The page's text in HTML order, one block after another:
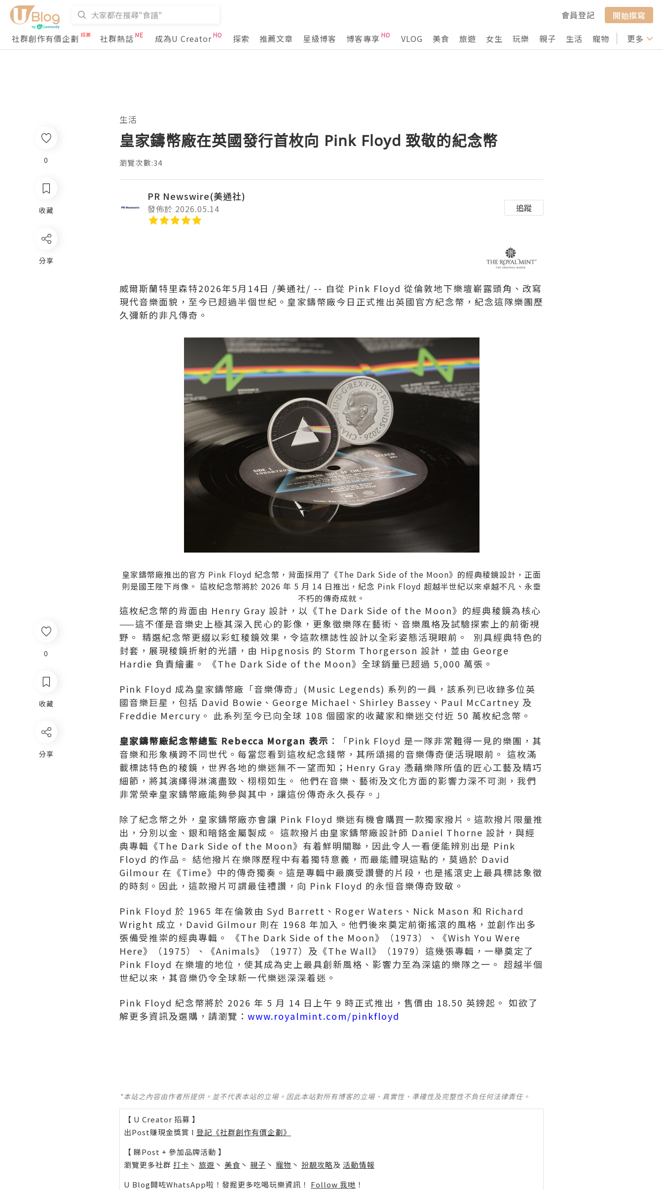
會員登記
開始撰寫
社群創作有價企劃
社群熱話 成為U Creator 探索 推薦文章 星級博客 博客專享 VLOG 美食 旅遊 女生 玩樂 親子 生活 寵物 行山 打卡
更多
0
收藏
分享
生活
皇家鑄幣廠在英國發行首枚向 Pink Floyd 致敬的紀念幣
瀏覽次數:34
PR Newswire(美通社)
發佈於 2026.05.14 追蹤
威爾斯蘭特里森特2026年5月14日 /美通社/ -- 自從 Pink Floyd 從倫敦地下樂壇嶄露頭角、改寫
現代音樂面貌，至今已超過半個世紀。皇家鑄幣廠今日正式推出英國官方紀念幣，紀念這隊樂團歷
久彌新的非凡傳奇。
皇家鑄幣廠推出的官方 Pink Floyd 紀念幣，背面採用了《The Dark Side of the Moon》的經典稜鏡設計，正面
則是國王陛下肖像。 這枚紀念幣將於 2026 年 5 月 14 日推出，紀念 Pink Floyd 超越半世紀以來卓越不凡、永垂
不朽的傳奇成就。
這枚紀念幣的背面由 Henry Gray 設計，以《The Dark Side of the Moon》的經典稜鏡為核心
——這不僅是音樂史上極其深入民心的影像，更象徵樂隊在藝術、音樂風格及試驗探索上的前衛視
野。 精選紀念幣更綴以彩虹稜鏡效果，令這款標誌性設計以全彩姿態活現眼前。 別具經典特色的
封套，展現稜鏡折射的光譜，由 Hipgnosis 的 Storm Thorgerson 設計，並由 George
Hardie 負責繪畫。 《The Dark Side of the Moon》全球銷量已超過 5,000 萬張。
Pink Floyd 成為皇家鑄幣廠「音樂傳奇」(Music Legends) 系列的一員，該系列已收錄多位英
國音樂巨星，包括 David Bowie、George Michael、Shirley Bassey、Paul McCartney 及
Freddie Mercury。 此系列至今已向全球 108 個國家的收藏家和樂迷交付近 50 萬枚紀念幣。
皇家鑄幣廠紀念幣總監 Rebecca Morgan 表示 ：「Pink Floyd 是一隊非常難得一見的樂團，其
音樂和形象橫跨不同世代。每當您看到這枚紀念錢幣，其所頌揚的音樂傳奇便活現眼前。 這枚滿
載標誌特色的稜鏡，世界各地的樂迷無不一望而知；Henry Gray 憑藉樂隊所值的匠心工藝及精巧
細節，將其演繹得淋漓盡致、栩栩如生。 他們在音樂、藝術及文化方面的影響力深不可測，我們
非常榮幸皇家鑄幣廠能夠參與其中，讓這份傳奇永久長存。」
除了紀念幣之外，皇家鑄幣廠亦會讓 Pink Floyd 樂迷有機會購買一款獨家撥片。這款撥片限量推
出，分別以金、銀和暗鉻金屬製成。 這款撥片由皇家鑄幣廠設計師 Daniel Thorne 設計，與經
典專輯《The Dark Side of the Moon》有着鮮明關聯，因此令人一看便能辨別出是 Pink
Floyd 的作品。 結他撥片在樂隊歷程中有着獨特意義，而最能體現這點的，莫過於 David
Gilmour 在《Time》中的傳奇獨奏。這是專輯中最廣受讚譽的片段，也是搖滾史上最具標誌象徵
的時刻。因此，這款撥片可謂最佳禮讚，向 Pink Floyd 的永恒音樂傳奇致敬。
Pink Floyd 於 1965 年在倫敦由 Syd Barrett、Roger Waters、Nick Mason 和 Richard
Wright 成立，David Gilmour 則在 1968 年加入。他們後來奠定前衛搖滾的風格，並創作出多
張備受推崇的經典專輯。 《The Dark Side of the Moon》（1973）、《Wish You Were
Here》（1975）、《Animals》（1977）及《The Wall》（1979）這幾張專輯，一舉奠定了
Pink Floyd 在樂壇的地位，使其成為史上最具創新風格、影響力至為深遠的樂隊之一。 超越半個
世紀以來，其音樂仍令全球新一代樂迷深深着迷。
Pink Floyd 紀念幣將於 2026 年 5 月 14 日上午 9 時正式推出，售價由 18.50 英鎊起。 如欲了
解更多資訊及選購，請瀏覽： www.royalmint.com/pinkfloyd
*本站之內容由作者所提供，並不代表本站的立場。因此本站對所有博客的立場、真實性、準確性及完整性不負任何法律責任。
【 U Creator 招募 】
出Post賺現金獎賞 l 登記《社群創作有價企劃》
【 睇Post + 參加品牌活動 】
瀏覽更多社群 打卡 丶 旅遊 丶 美食 丶 親子 丶 寵物 丶 扮靚攻略及 活動情報
U Blog開咗WhatsApp啦！發掘更多吃喝玩樂資訊！ Follow 我哋 ！
0
收藏
分享